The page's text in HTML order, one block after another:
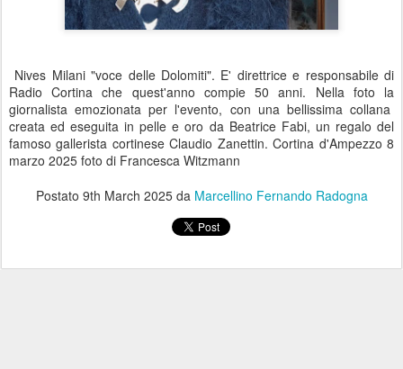
Nives Milani "voce delle Dolomiti". E' direttrice e responsabile di
Radio Cortina che quest'anno compie 50 anni. Nella foto la
giornalista emozionata per l'evento, con una bellissima collana
creata ed eseguita in pelle e oro da Beatrice Fabi, un regalo del
famoso gallerista cortinese Claudio Zanettin. Cortina d'Ampezzo 8
marzo 2025 foto di Francesca Witzmann
Postato 9th March 2025da Marcellino Fernando Radogna